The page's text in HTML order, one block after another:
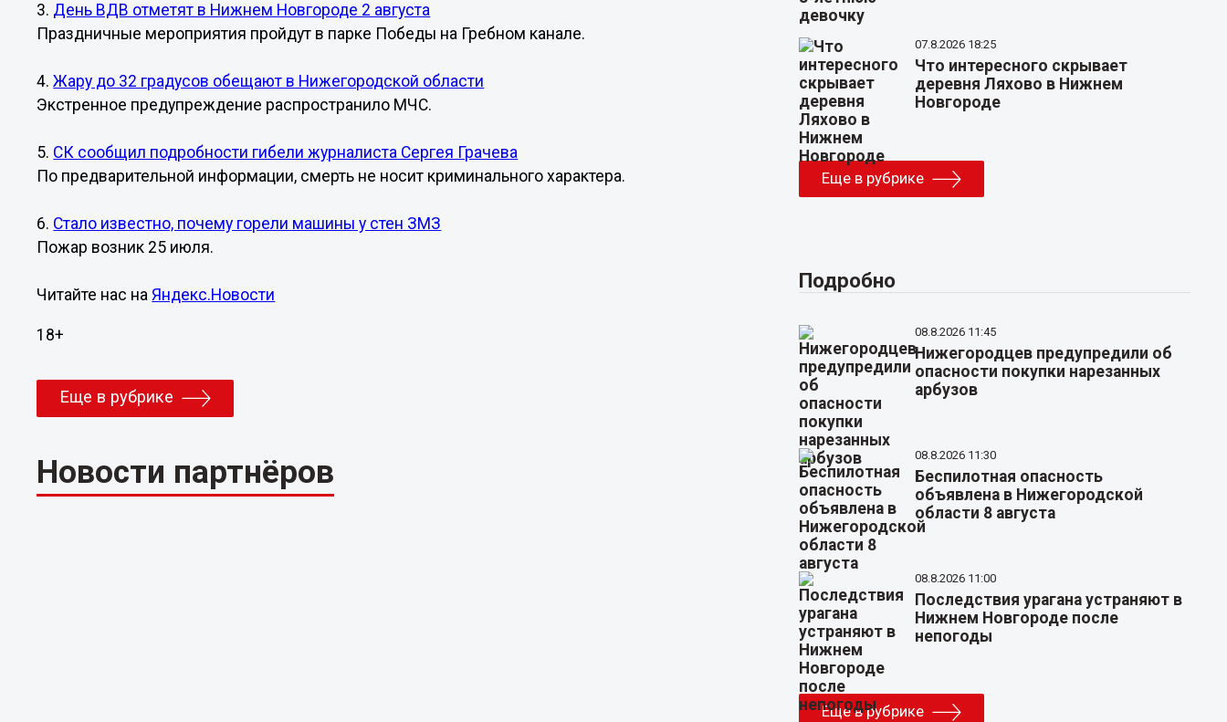
3. День ВДВ отметят в Нижнем Новгороде 2 августа
Праздничные мероприятия пройдут в парке Победы на Гребном канале.
4.Жару до 32 градусов обещают в Нижегородской области
Экстренное предупреждение распространило МЧС.
5. СК сообщил подробности гибели журналиста Сергея Грачева
По предварительной информации, смерть не носит криминального характера.
6. Стало известно, почему горели машины у стен ЗМЗ
Пожар возник 25 июля.
Читайте нас наЯндекс.Новости
18+
Еще в рубрике
Новости партнёров
07.8.2026 18:25
Что интересного скрывает
деревня Ляхово в Нижнем
Новгороде
Еще в рубрике
Подробно
08.8.2026 11:45
Нижегородцев предупредили об
опасности покупки нарезанных
арбузов
08.8.2026 11:30
Беспилотная опасность
объявлена в Нижегородской
области 8 августа
08.8.2026 11:00
Последствия урагана устраняют в
Нижнем Новгороде после
непогоды
Еще в рубрике